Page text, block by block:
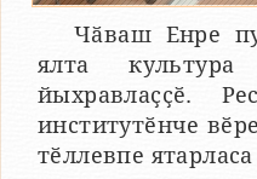
Чӑваш Енре
ялта
йыхравлаҫҫӗ.
институтӗнче
тӗллевпе